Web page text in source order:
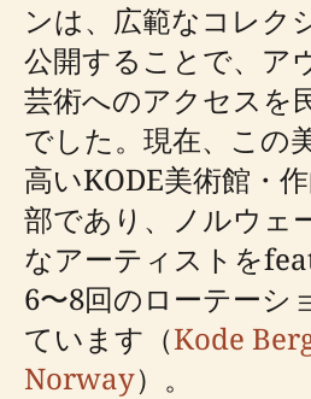
ンは、広範なコレク
公開することで、ア
芸術へのアクセスを
でした。現在、この
高いKODE美術館・
部であり、ノルウェ
なアーティストを
6〜8回のローテーシ
ています（Kode
Norway）。